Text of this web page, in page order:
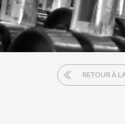
RETOUR À